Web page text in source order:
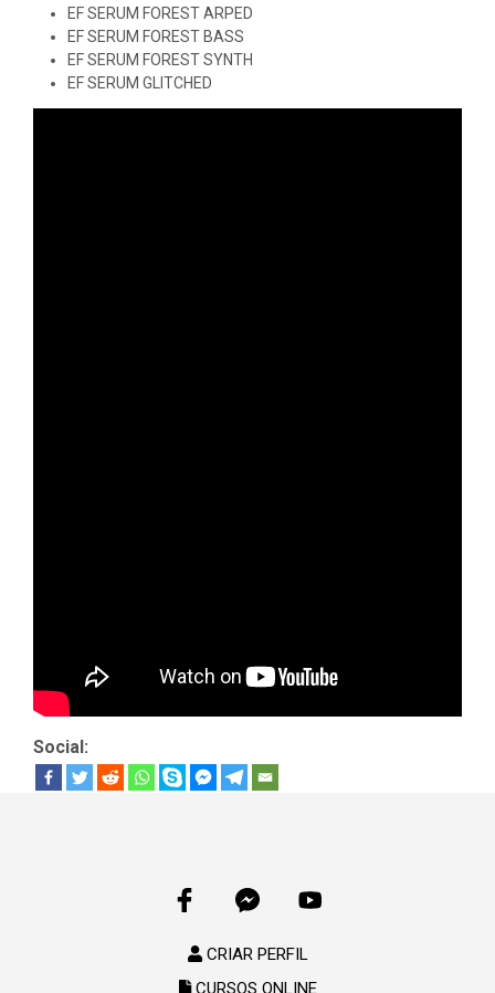
EF SERUM FOREST ARPED
EF SERUM FOREST BASS
EF SERUM FOREST SYNTH
EF SERUM GLITCHED
Social:
CRIAR PERFIL
CURSOS ONLINE